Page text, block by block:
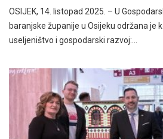
OSIJEK, 14. listopad 2025. – U
baranjske županije u Osijeku održana je
useljeništvo i gospodarski razvoj:…